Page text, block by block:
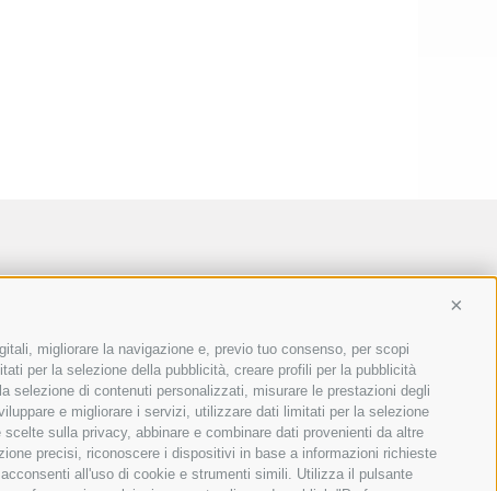
migliorare la navigazione e, previo tuo consenso, per scopi
per la selezione della pubblicità, creare profili per la pubblicità
selezione di contenuti personalizzati, misurare le prestazioni degli
e migliorare i servizi, utilizzare dati limitati per la selezione
sulla privacy, abbinare e combinare dati provenienti da altre
precisi, riconoscere i dispositivi in base a informazioni richieste
all'uso di cookie e strumenti simili. Utilizza il pulsante